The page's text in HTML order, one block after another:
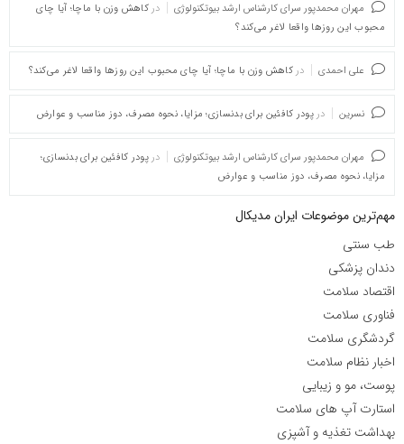
مهران محمدپور سرای کارشناس ارشد بیوتکنولوژی در کاهش وزن با ماچا؛ آیا چای
محبوب این روزها واقعا لاغر می‌کند؟
علی احمدی در کاهش وزن با ماچا؛ آیا چای محبوب این روزها واقعا لاغر می‌کند؟
نسرین در پودر کافئین برای بدنسازی؛ مزایا، نحوه مصرف، دوز مناسب و عوارض
مهران محمدپور سرای کارشناس ارشد بیوتکنولوژی در پودر کافئین برای بدنسازی؛
مزایا، نحوه مصرف، دوز مناسب و عوارض
مهم‌ترین موضوعات ایران مدیکال
طب سنتی
دندان پزشکی
اقتصاد سلامت
فناوری سلامت
گردشگری سلامت
اخبار نظام سلامت
پوست، مو و زیبایی
استارت آپ های سلامت
بهداشت تغذیه و آشپزی